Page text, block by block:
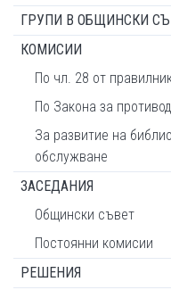
ГРУПИ В ОБЩИНСКИ
КОМИСИИ
По чл. 28 от
По Закона за
За развитие на
обслужване
ЗАСЕДАНИЯ
Общински съвет
Постоянни комисии
РЕШЕНИЯ